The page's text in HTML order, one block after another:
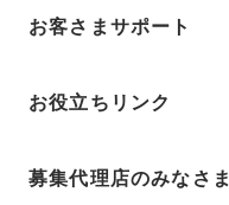
お客さまサポート
お役立ちリンク
募集代理店のみなさま